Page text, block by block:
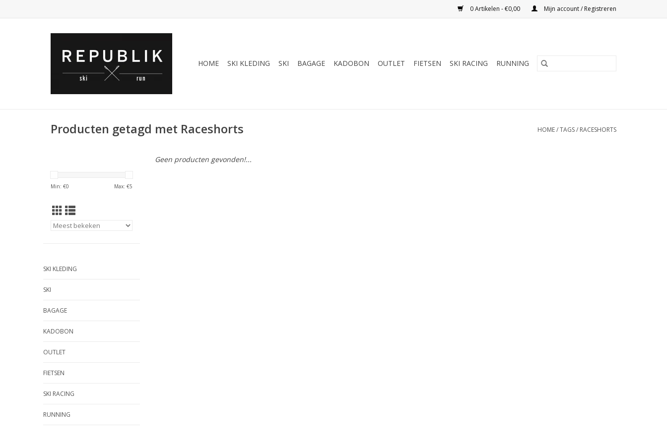
0 Artikelen - €0,00 Mijn account / Registreren
HOME SKI KLEDING SKI BAGAGE KADOBON OUTLET FIETSEN SKI RACING RUNNING
Producten getagd met Raceshorts HOME/TAGS/ RACESHORTS
Min: €0 Max: €5
SKI KLEDING
SKI
BAGAGE
KADOBON
OUTLET
FIETSEN
SKI RACING
RUNNING
Geen producten gevonden!...